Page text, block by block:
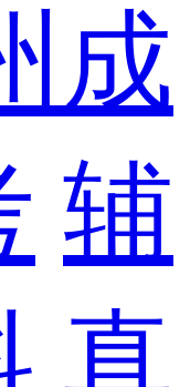
成
辅
真